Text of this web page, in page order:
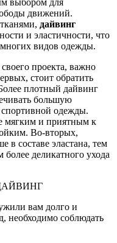
выбором для
движений.
дайвинг
и эластичности, что
видов одежды.
проекта, важно
стоит обратить
плотный дайвинг
большую
одежды.
мягким и приятным к
Во-вторых,
в составе эластана, тем
более деликатного ухода
вам долго и
необходимо соблюдать